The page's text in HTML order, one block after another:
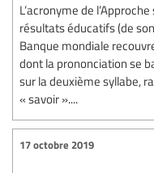
L’acronyme de
résultats éducatifs (de
Banque mondiale
dont la prononciation se
sur la deuxième syllabe,
« savoir »....
17 octobre 2019